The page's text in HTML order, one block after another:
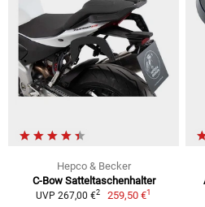
Hepco & Becker
C-Bow Satteltaschenhalter
UVP 267,00 €2 259,50 €1